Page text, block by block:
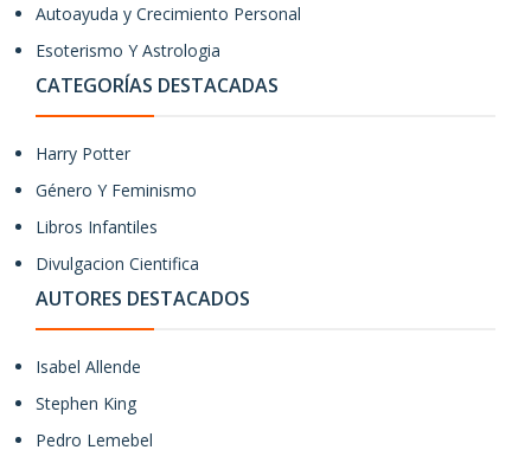
Autoayuda y Crecimiento Personal
Esoterismo Y Astrologia
CATEGORÍAS DESTACADAS
Harry Potter
Género Y Feminismo
Libros Infantiles
Divulgacion Cientifica
AUTORES DESTACADOS
Isabel Allende
Stephen King
Pedro Lemebel